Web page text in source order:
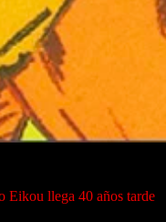
Eikou llega 40 años tarde